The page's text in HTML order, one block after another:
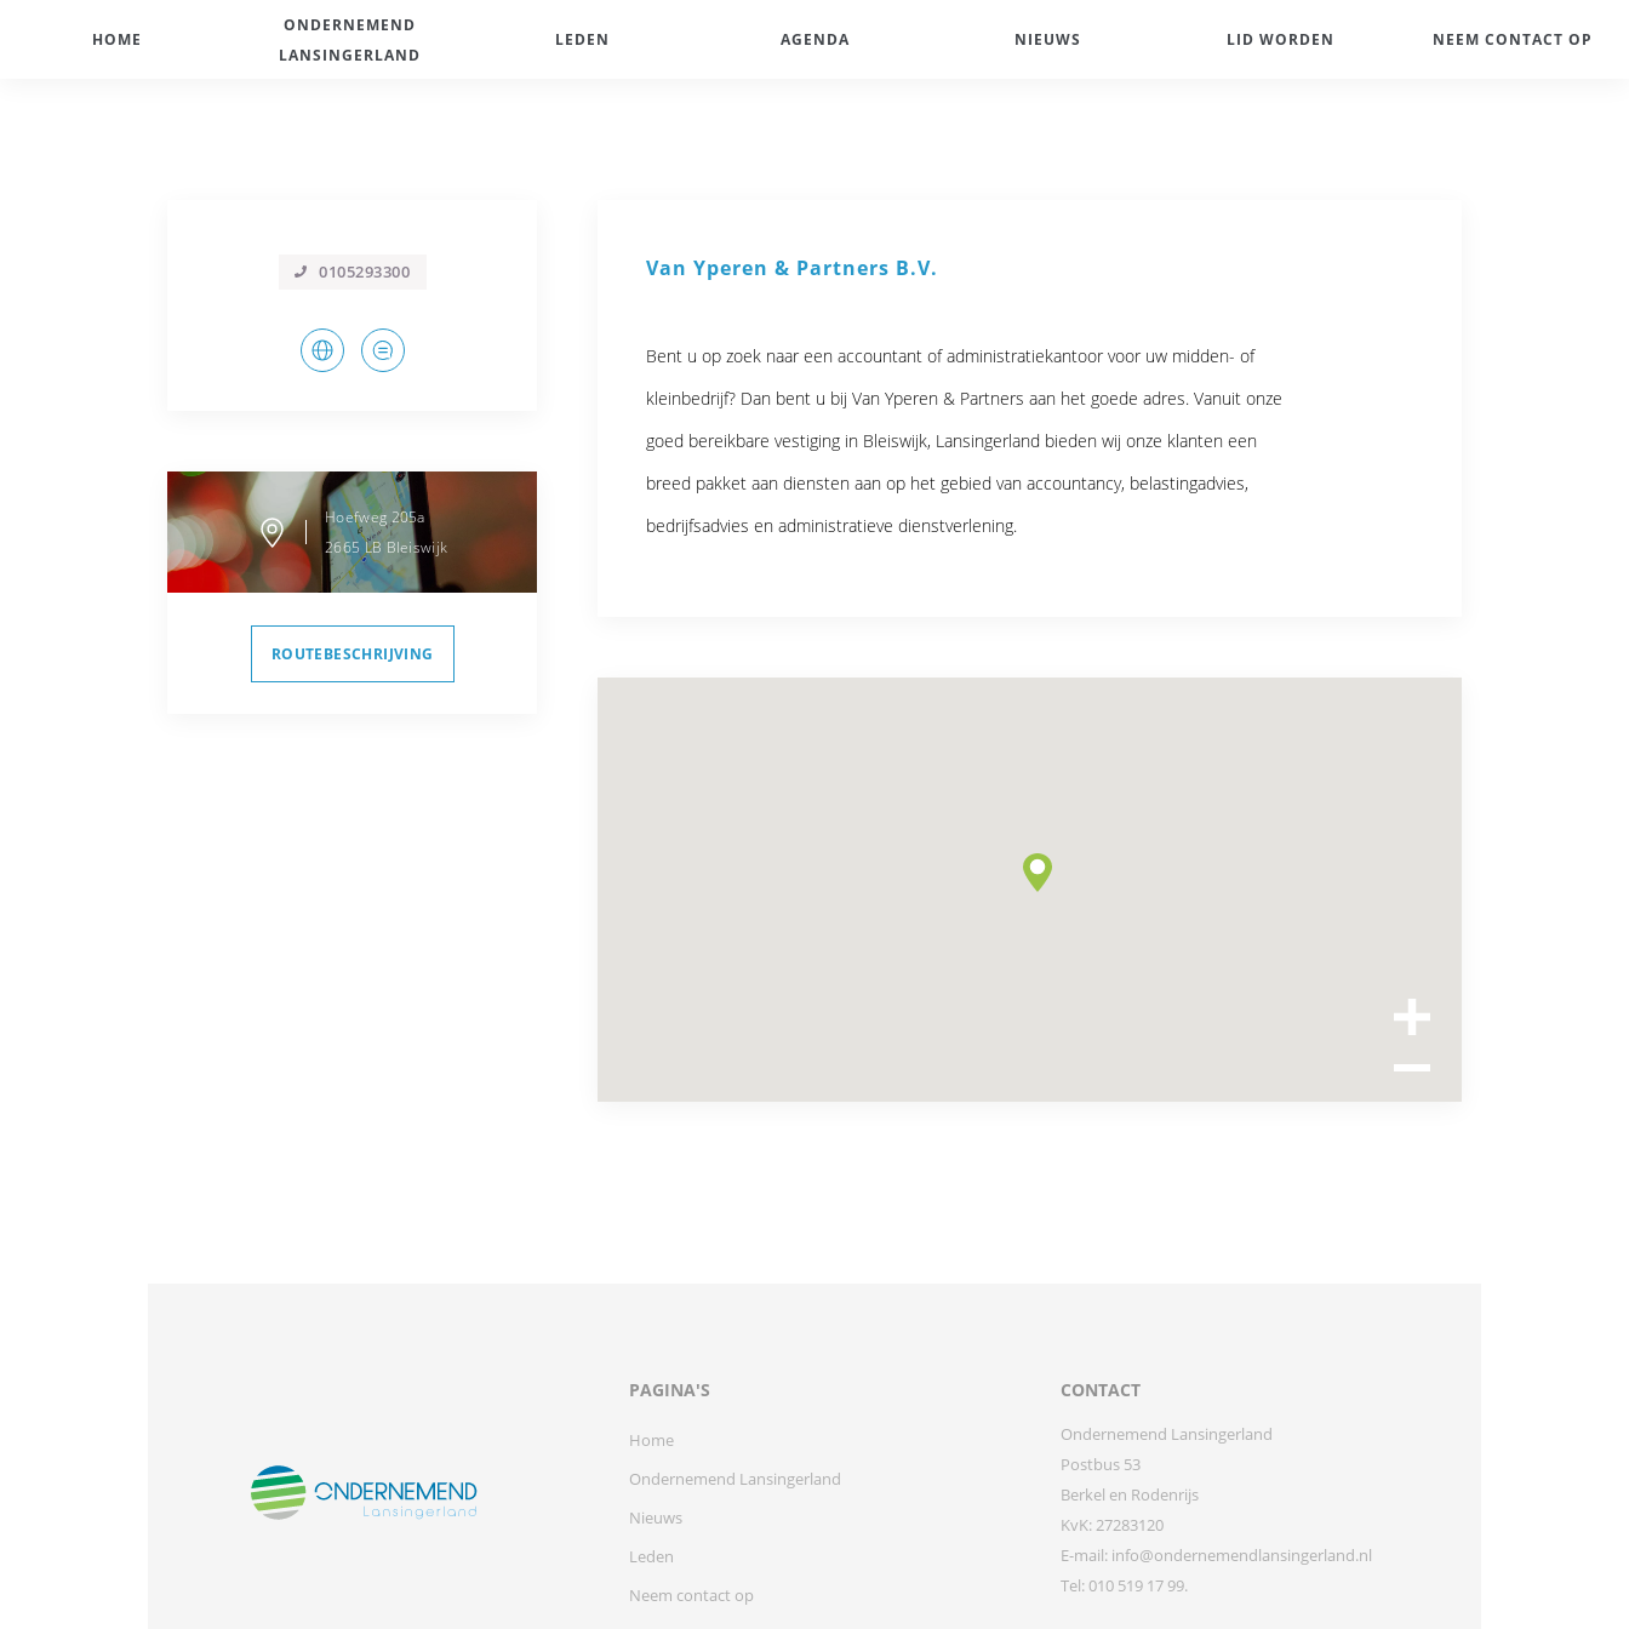
HOME
ONDERNEMEND
LANSINGERLAND
LEDEN AGENDA NIEUWS LID WORDEN NEEM CONTACT OP
0105293300
Hoefweg 205a
2665 LB Bleiswijk
ROUTEBESCHRIJVING
Van Yperen & Partners B.V.
Bent u op zoek naar een accountant of administratiekantoor voor uw midden- of
kleinbedrijf? Dan bent u bij Van Yperen & Partners aan het goede adres. Vanuit onze
goed bereikbare vestiging in Bleiswijk, Lansingerland bieden wij onze klanten een
breed pakket aan diensten aan op het gebied van accountancy, belastingadvies,
bedrijfsadvies en administratieve dienstverlening.
PAGINA'S
Home
Ondernemend Lansingerland
Nieuws
Leden
Neem contact op
CONTACT
Ondernemend Lansingerland
Postbus 53
Berkel en Rodenrijs
KvK: 27283120
E-mail: info@ondernemendlansingerland.nl
Tel: 010 519 17 99.